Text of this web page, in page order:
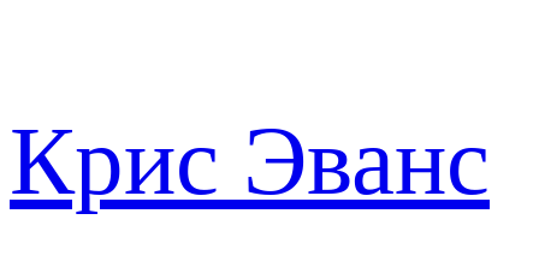
Крис Эванс